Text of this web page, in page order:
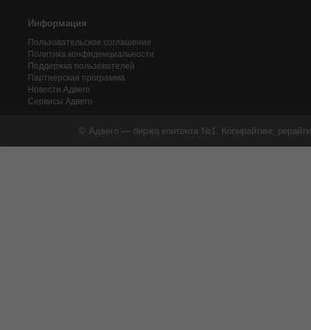
Информация
Пользовательское соглашение
Политика конфиденциальности
Поддержка пользователей
Партнерская программа
Новости Адвего
Сервисы Адвего
© Адвего — биржа контента №1. Копирайтинг,